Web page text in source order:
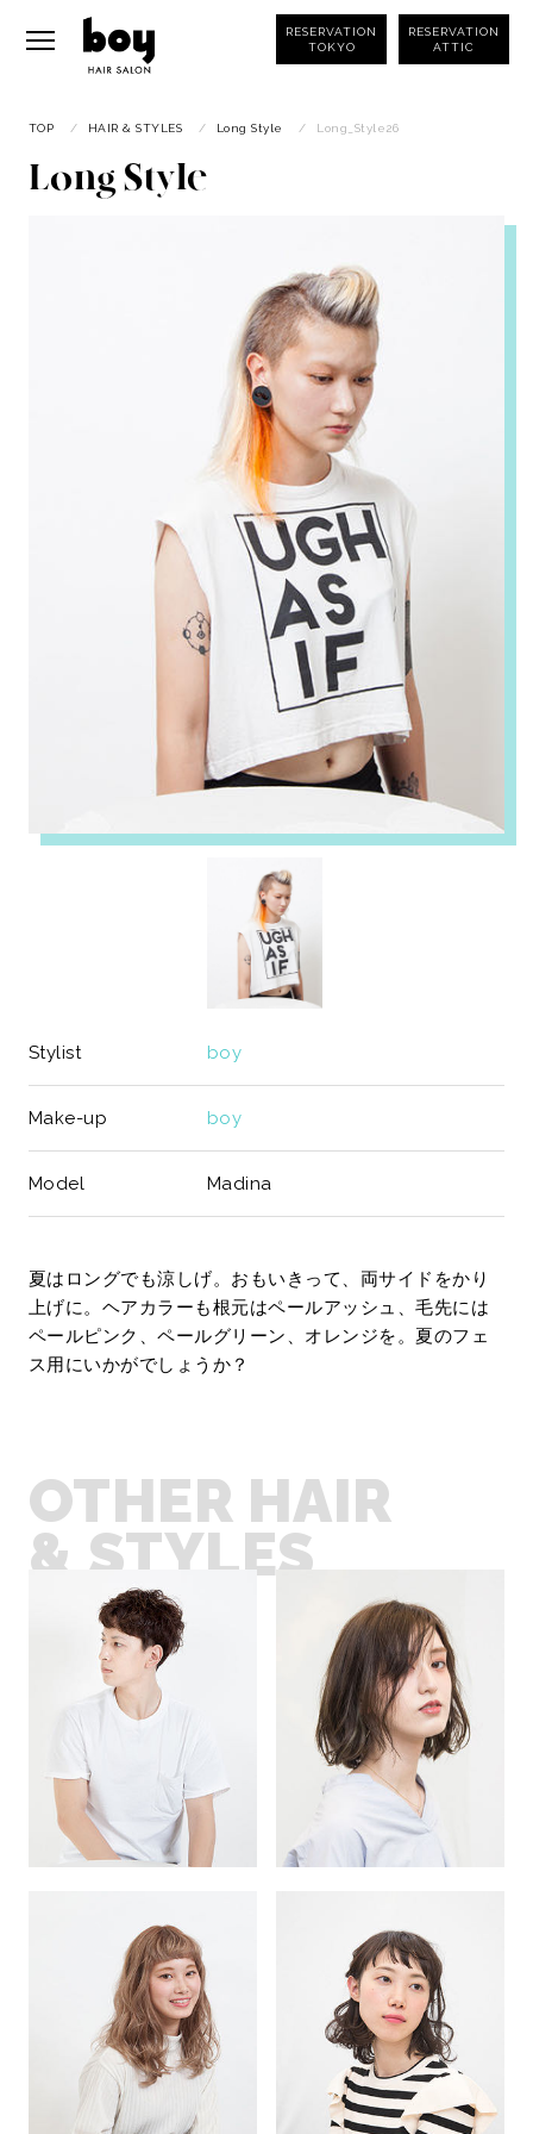
RESERVATION
TOKYO
RESERVATION
ATTIC
TOP / HAIR & STYLES / Long Style / Long_Style26
Long Style
Stylist boy
Make-up boy
Model Madina
夏はロングでも涼しげ。おもいきって、両サイドをかり
上げに。ヘアカラーも根元はペールアッシュ、毛先には
ペールピンク、ペールグリーン、オレンジを。夏のフェ
ス用にいかがでしょうか？
OTHER HAIR
& STYLES